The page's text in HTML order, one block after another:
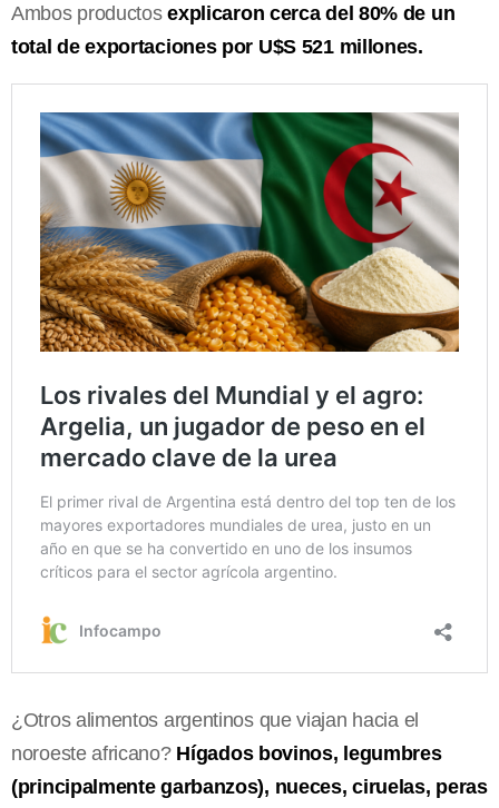
Ambos productosexplicaron cerca del 80% de un
total de exportaciones por U$S 521 millones.
¿Otros alimentos argentinos que viajan hacia el
noroeste africano? Hígados bovinos, legumbres
(principalmente garbanzos), nueces, ciruelas, peras